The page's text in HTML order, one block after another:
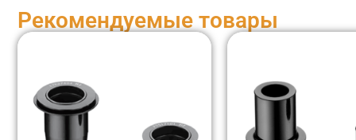
Рекомендуемые товары